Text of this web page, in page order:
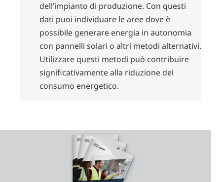
dell’impianto di produzione. Con questi
dati puoi individuare le aree dove è
possibile generare energia in autonomia
con pannelli solari o altri metodi alternativi.
Utilizzare questi metodi può contribuire
significativamente alla riduzione del
consumo energetico.